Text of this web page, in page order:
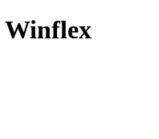
Winflex